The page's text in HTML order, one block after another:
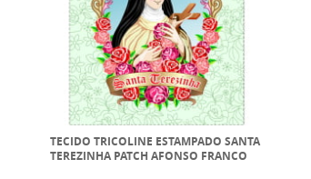
TECIDO TRICOLINE ESTAMPADO SANTA
TEREZINHA PATCH AFONSO FRANCO